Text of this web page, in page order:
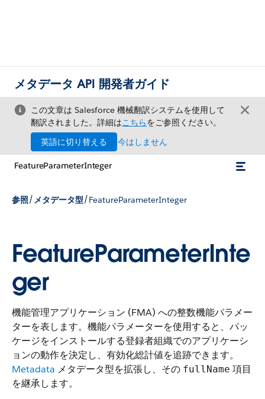
メタデータ API 開発者ガイド
この文章は Salesforce 機械翻訳システムを使用して
翻訳されました。詳細はこちらをご参照ください。
英語に切り替える
今はしません
FeatureParameterInteger
参照/ メタデータ型/FeatureParameterInteger
FeatureParameterInte
ger
機能管理アプリケーション (FMA) への整数機能パラメー
ターを表します。機能パラメーターを使用すると、パッ
ケージをインストールする登録者組織でのアプリケーシ
ョンの動作を決定し、有効化総計値を追跡できます。
Metadata メタデータ型を拡張し、その fullName 項目
を継承します。